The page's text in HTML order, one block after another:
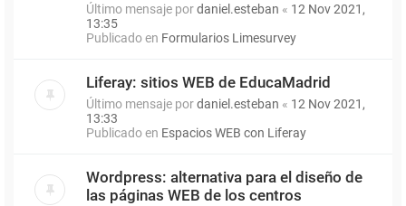
Último mensaje pordaniel.esteban « 12 Nov 2021,
13:35
Publicado en Formularios Limesurvey
Liferay: sitios WEB de EducaMadrid
Último mensaje pordaniel.esteban « 12 Nov 2021,
13:33
Publicado en Espacios WEB con Liferay
Wordpress: alternativa para el diseño de
las páginas WEB de los centros